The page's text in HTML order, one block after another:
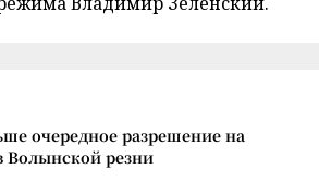
очередное разрешение на
Волынской резни